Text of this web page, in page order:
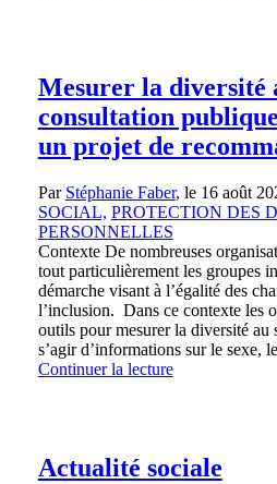
Mesurer la diversité
consultation
un projet de
Par Stéphanie Faber, le 16 août
SOCIAL, PROTECTION DES
PERSONNELLES
Contexte De nombreuses
tout particulièrement les groupes
démarche visant à l’égalité des
l’inclusion. Dans ce contexte les
outils pour mesurer la diversité
s’agir d’informations sur le sexe,
Continuer la lecture
Actualité sociale